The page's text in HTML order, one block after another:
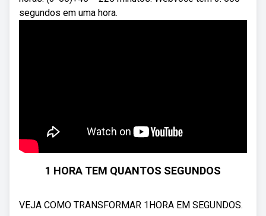
segundos em uma hora.
1 HORA TEM QUANTOS SEGUNDOS
VEJA COMO TRANSFORMAR 1HORA EM SEGUNDOS.